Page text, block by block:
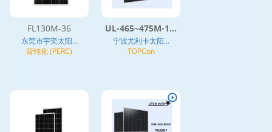
FL130M-36
东莞市宇奕太阳...
背钝化 (PERC)
UL-465~475M-1...
宁波尤利卡太阳...
TOPCon